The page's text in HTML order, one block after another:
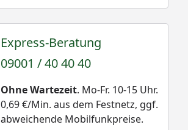
Express-Beratung
09001 / 40 40 40
Ohne Wartezeit. Mo-Fr. 10-15 Uhr.
0,69 €/Min. aus dem Festnetz, ggf.
abweichende Mobilfunkpreise.